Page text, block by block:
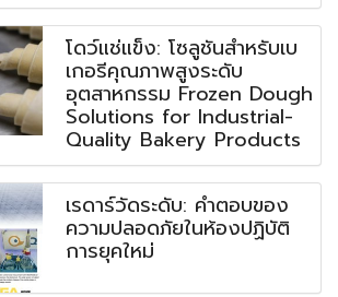
โดว์แช่แข็ง: โซลูชันสำหรับเบ
เกอรีคุณภาพสูงระดับ
อุตสาหกรรม Frozen Dough
Solutions for Industrial-
Quality Bakery Products
เรดาร์วัดระดับ: คำตอบของ
ความปลอดภัยในห้องปฏิบัติ
การยุคใหม่